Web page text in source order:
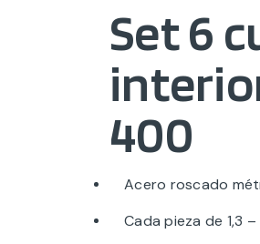
Set 6
400
Acero roscado
Cada pieza de 1,3